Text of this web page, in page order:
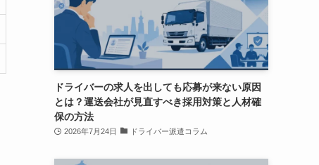
ドライバーの求人を出しても応募が来ない原因
とは？運送会社が見直すべき採用対策と人材確
保の方法
2026年7月24日 ドライバー派遣コラム